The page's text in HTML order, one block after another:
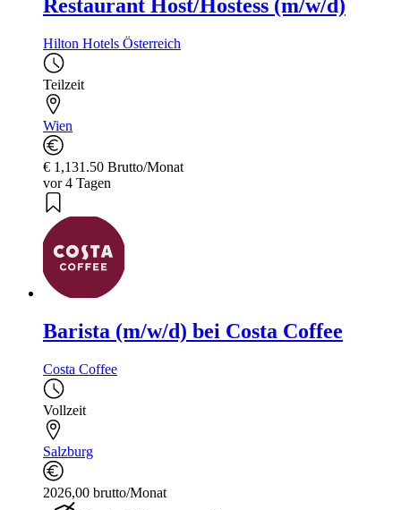
Restaurant Host/Hostess (m/w/d)
Hilton Hotels Österreich
Teilzeit
Wien
€ 1,131.50 Brutto/Monat
vor 4 Tagen
Barista (m/w/d) bei Costa Coffee
Costa Coffee
Vollzeit
Salzburg
2026,00 brutto/Monat